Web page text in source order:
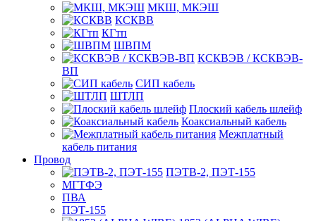
МКШ, МКЭШ
КСКВВ
КГтп
ШВПМ
КСКВЭВ / КСКВЭВ-
ВП
СИП кабель
ШТЛП
Плоский кабель шлейф
Коаксиальный кабель
Межплатный
кабель питания
Провод
ПЭТВ-2, ПЭТ-155
МГТФЭ
ПВА
ПЭТ-155